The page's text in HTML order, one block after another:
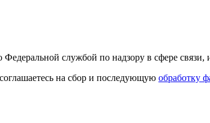
службой по надзору в сфере
на сбор и последующую обработку